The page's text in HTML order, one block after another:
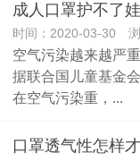
成人口罩护不了
时间：2020-03-30
空气污染越来越严
据联合国儿童基金
在空气污染重，...
口罩透气性怎样